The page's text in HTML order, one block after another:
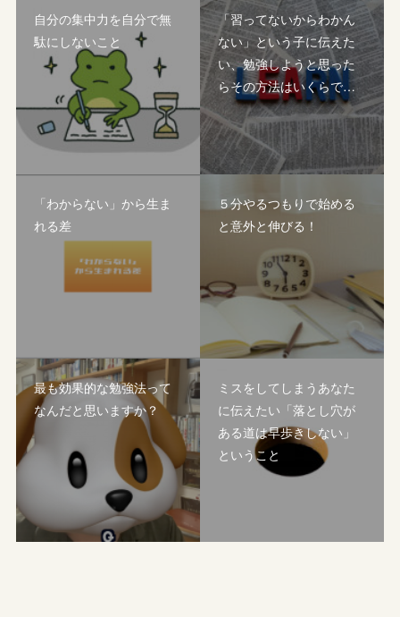
自分の集中力を自分で無
駄にしないこと
「習ってないからわかん
ない」という子に伝えた
い、勉強しようと思った
らその方法はいくらで…
「わからない」から生ま
れる差
５分やるつもりで始める
と意外と伸びる！
最も効果的な勉強法って
なんだと思いますか？
ミスをしてしまうあなた
に伝えたい「落とし穴が
ある道は早歩きしない」
ということ